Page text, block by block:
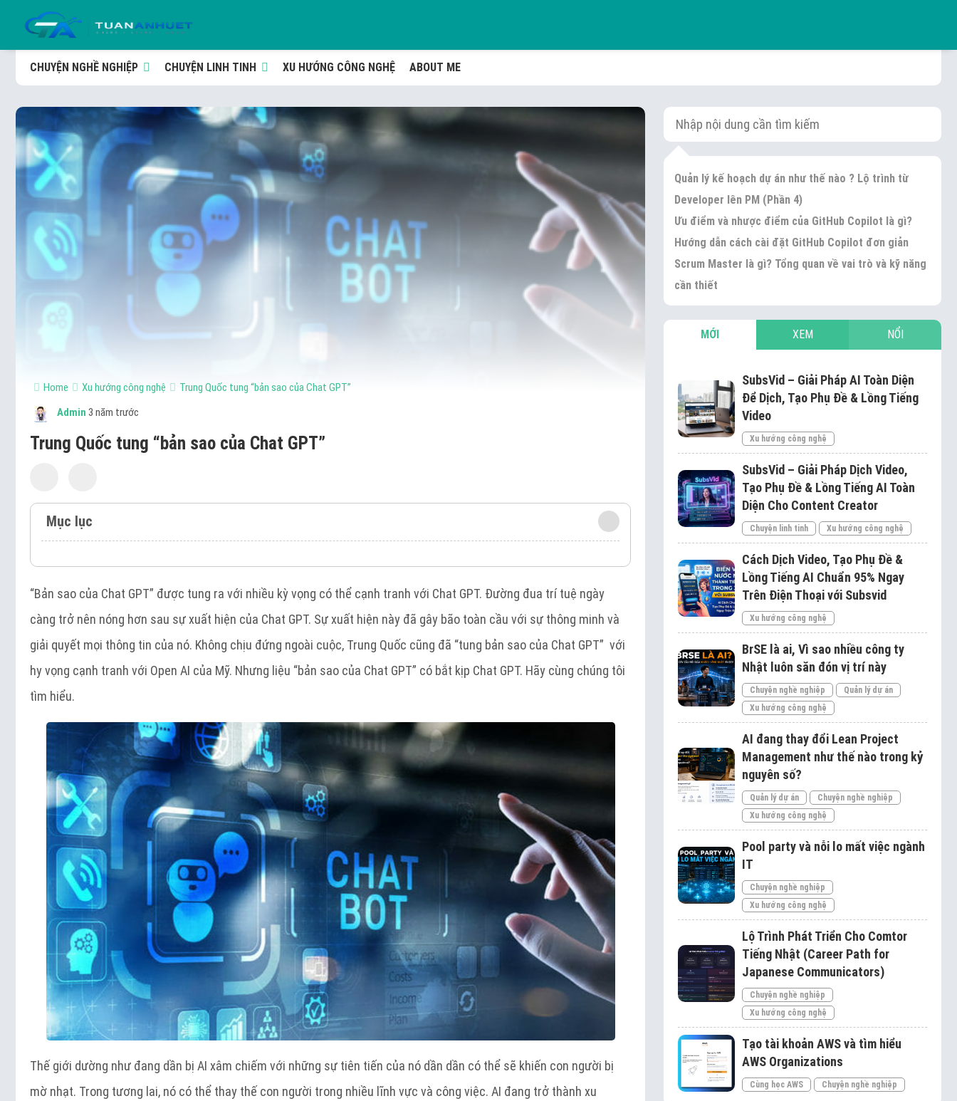
CHUYỆN NGHỀ NGHIỆP CHUYỆN LINH TINH XU HƯỚNG CÔNG NGHỆ ABOUT ME
Home Xu hướng công nghệ
Trung Quốc tung “bản sao của Chat GPT”
Admin 3 năm trước
Trung Quốc tung “bản sao của Chat GPT”
Mục lục
“Bản sao của Chat GPT” được tung ra với nhiều kỳ vọng có thể cạnh tranh với Chat GPT. Đường đua trí tuệ ngày
càng trở nên nóng hơn sau sự xuất hiện của Chat GPT. Sự xuất hiện này đã gây bão toàn cầu với sự thông minh và
giải quyết mọi thông tin của nó. Không chịu đứng ngoài cuộc, Trung Quốc cũng đã “tung bản sao của Chat GPT” với
hy vọng cạnh tranh với Open AI của Mỹ. Nhưng liệu “bản sao của Chat GPT” có bắt kịp Chat GPT. Hãy cùng chúng tôi
tìm hiểu.
Thế giới dường như đang dần bị AI xâm chiếm với những sự tiên tiến của nó dần dần có thể sẽ khiến con người bị
mờ nhạt. Trong tương lai, nó có thể thay thế con người trong nhiều lĩnh vực và công việc. AI đang trở thành xu
Quản lý kế hoạch dự án như thế nào ? Lộ trình từ
Developer lên PM (Phần 4)
Ưu điểm và nhược điểm của GitHub Copilot là gì?
Hướng dẫn cách cài đặt GitHub Copilot đơn giản
Scrum Master là gì? Tổng quan về vai trò và kỹ năng
cần thiết
MỚI XEM NỔI
SubsVid – Giải Pháp AI Toàn Diện
Để Dịch, Tạo Phụ Đề & Lồng Tiếng
Video
Xu hướng công nghệ
SubsVid – Giải Pháp Dịch Video,
Tạo Phụ Đề & Lồng Tiếng AI Toàn
Diện Cho Content Creator
Chuyện linh tinh Xu hướng công nghệ
Cách Dịch Video, Tạo Phụ Đề &
Lồng Tiếng AI Chuẩn 95% Ngay
Trên Điện Thoại với Subsvid
Xu hướng công nghệ
BrSE là ai, Vì sao nhiều công ty
Nhật luôn săn đón vị trí này
Chuyện nghề nghiệp
Quản lý dự án
Xu hướng công nghệ
AI đang thay đổi Lean Project
Management như thế nào trong kỷ
nguyên số?
Quản lý dự án
Chuyện nghề nghiệp
Xu hướng công nghệ
Pool party và nỗi lo mất việc ngành
IT
Chuyện nghề nghiệp
Xu hướng công nghệ
Lộ Trình Phát Triển Cho Comtor
Tiếng Nhật (Career Path for
Japanese Communicators)
Chuyện nghề nghiệp
Xu hướng công nghệ
Tạo tài khoản AWS và tìm hiểu
AWS Organizations
Cùng học AWS Chuyện nghề nghiệp